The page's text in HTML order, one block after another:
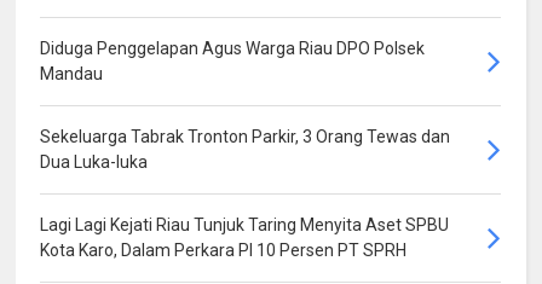
Diduga Penggelapan Agus Warga Riau DPO Polsek
Mandau
Sekeluarga Tabrak Tronton Parkir, 3 Orang Tewas dan
Dua Luka-luka
Lagi Lagi Kejati Riau Tunjuk Taring Menyita Aset SPBU
Kota Karo, Dalam Perkara PI 10 Persen PT SPRH